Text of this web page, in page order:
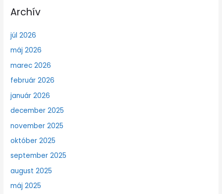
Archív
júl 2026
máj 2026
marec 2026
február 2026
január 2026
december 2025
november 2025
október 2025
september 2025
august 2025
máj 2025